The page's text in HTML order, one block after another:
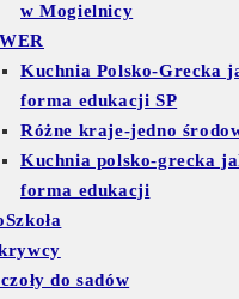
w Mogielnicy
Kuchnia Polsko-Grecka
forma edukacji SP
Różne kraje-jedno
Kuchnia polsko-grecka
forma edukacji
do sadów